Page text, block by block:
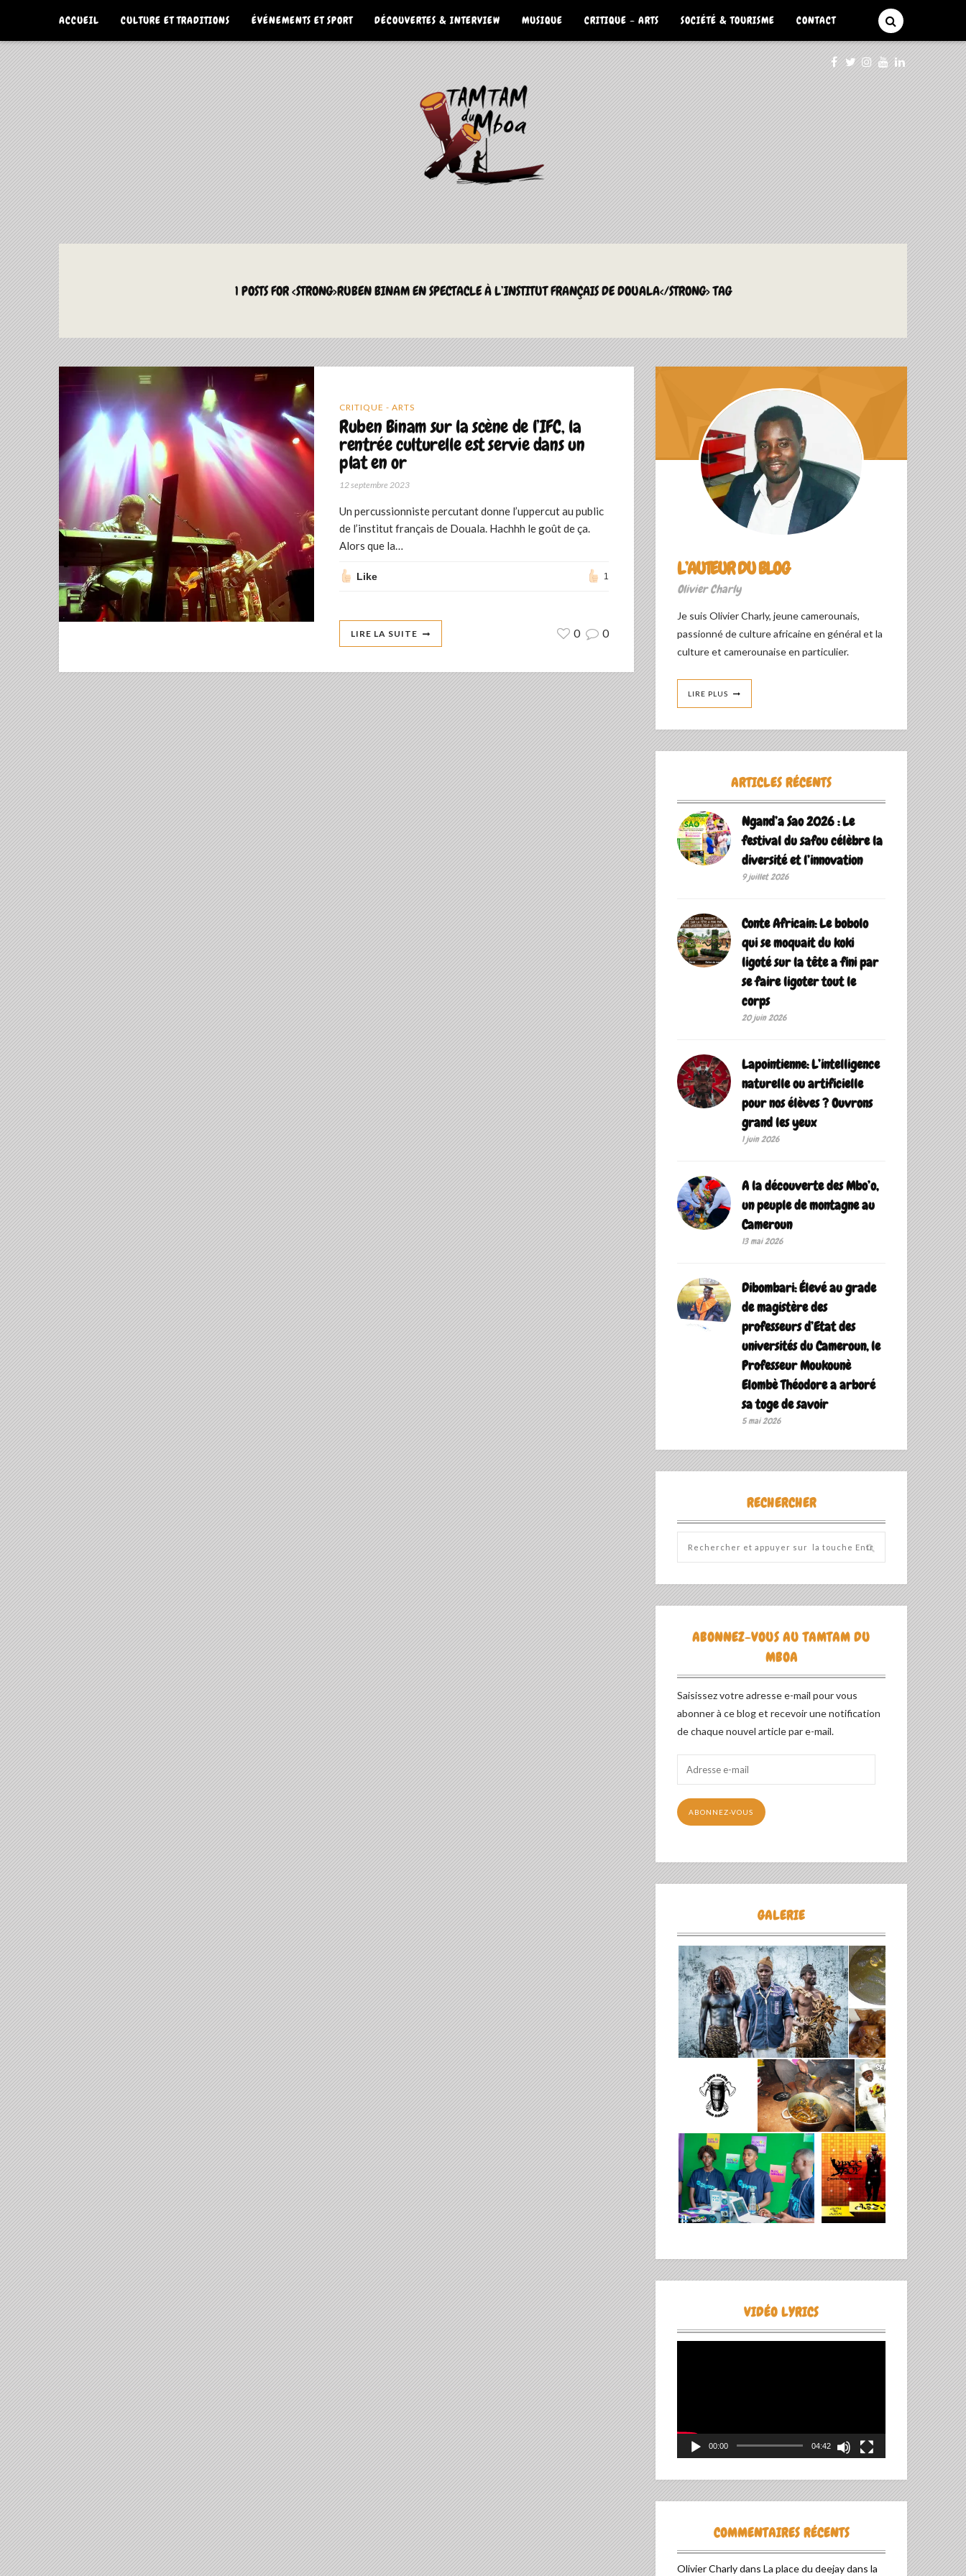
ACCUEIL CULTURE ET TRADITIONS ÉVÉNEMENTS ET SPORT DÉCOUVERTES & INTERVIEW MUSIQUE CRITIQUE – ARTS SOCIÉTÉ & TOURISME CONTACT
LE TAMTAM DU MBOA
La Culture du Mboa Dévoilée !
1 POSTS FOR <STRONG>RUBEN BINAM EN SPECTACLE À L’INSTITUT FRANÇAIS DE DOUALA</STRONG> TAG
CRITIQUE - ARTS
Ruben Binam sur la scène de l’IFC, la
rentrée culturelle est servie dans un
plat en or
12 septembre 2023
Un percussionniste percutant donne l’uppercut au public
de l’institut français de Douala. Hachhh le goût de ça.
Alors que la…
Like 1
LIRE LA SUITE 0 0
L’AUTEUR DU BLOG
Olivier Charly
Je suis Olivier Charly, jeune camerounais,
passionné de culture africaine en général et la
culture et camerounaise en particulier.
LIRE PLUS
ARTICLES RÉCENTS
Ngand’a Sao 2026 : Le
festival du safou célèbre la
diversité et l’innovation
9 juillet 2026
Conte Africain: Le bobolo
qui se moquait du koki
ligoté sur la tête a fini par
se faire ligoter tout le
corps
20 juin 2026
Lapointienne: L’intelligence
naturelle ou artificielle
pour nos élèves ? Ouvrons
grand les yeux
1 juin 2026
A la découverte des Mbo’o,
un peuple de montagne au
Cameroun
13 mai 2026
Dibombari: Élevé au grade
de magistère des
professeurs d’Etat des
universités du Cameroun, le
Professeur Moukounè
Elombè Théodore a arboré
sa toge de savoir ‎
5 mai 2026
RECHERCHER
ABONNEZ-VOUS AU TAMTAM DU
MBOA
Saisissez votre adresse e-mail pour vous
abonner à ce blog et recevoir une notification
de chaque nouvel article par e-mail.
mail
ABONNEZ-VOUS
GALERIE
VIDÉO LYRICS
00:00 04:42
COMMENTAIRES RÉCENTS
Olivier Charlydans La place du deejay dans la